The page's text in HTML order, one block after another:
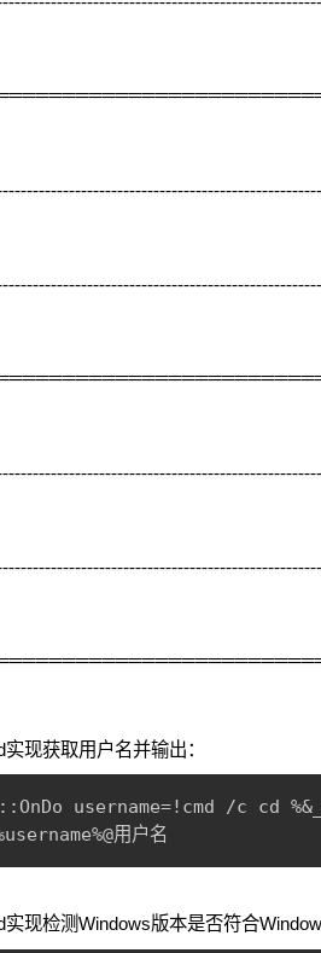
现获取用户名并输出：
username=!cmd /c cd
用户名
现检测Windows版本是否符合